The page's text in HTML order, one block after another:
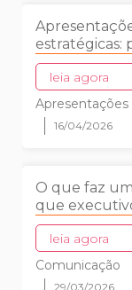
estratégicas:
leia agora
Apresentações
16/04/2026
O que faz
que
leia agora
Comunicação
29/03/2026